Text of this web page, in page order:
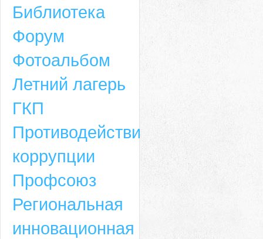
Адрес
6-49, электронный адрес: aja_70@mail.ru
Библиотека
Форум
Фотоальбом
Летний лагерь
ГКП
Противодействие
коррупции
Профсоюз
Региональная
инновационная